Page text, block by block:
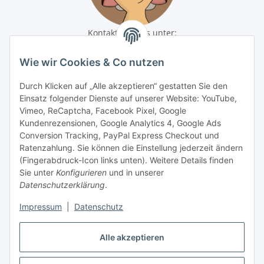
Alle akzeptieren
Wie wir Cookies & Co nutzen
Durch Klicken auf „Alle akzeptieren“ gestatten Sie den
Einsatz folgender Dienste auf unserer Website: YouTube,
Vimeo, ReCaptcha, Facebook Pixel, Google
Kundenrezensionen, Google Analytics 4, Google Ads
Conversion Tracking, PayPal Express Checkout und
Ratenzahlung. Sie können die Einstellung jederzeit ändern
(Fingerabdruck-Icon links unten). Weitere Details finden
Sie unter Konfigurieren und in unserer
Datenschutzerklärung.
Impressum Datenschutz
Kontaktiere uns unter:
shop@baunativ.de
+49 3435 66699899
Gesetzliche Informationen
Zahlungsmöglichkeiten